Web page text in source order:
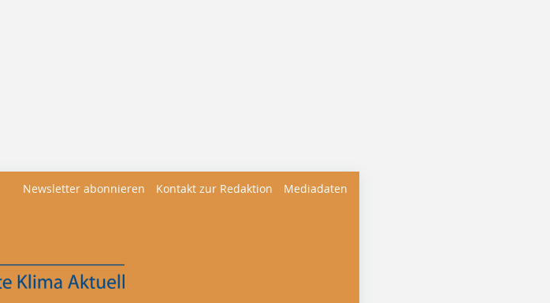
Newsletter abonnieren Kontakt zur Redaktion Mediadaten